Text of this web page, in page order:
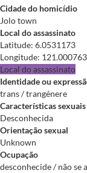
Cidade do homicídio
Jolo town
Local do assassinato
Latitude: 6.0531173
Longitude:
Local do assassinato
Identidade ou
trans / trangénere
Características sexuais
Desconhecida
Orientação sexual
Unknown
Ocupação
desconhecide / não se